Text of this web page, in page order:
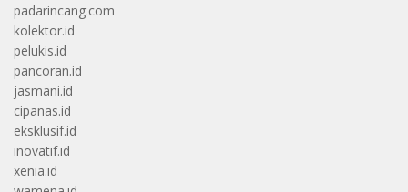
padarincang.com
kolektor.id
pelukis.id
pancoran.id
jasmani.id
cipanas.id
eksklusif.id
inovatif.id
xenia.id